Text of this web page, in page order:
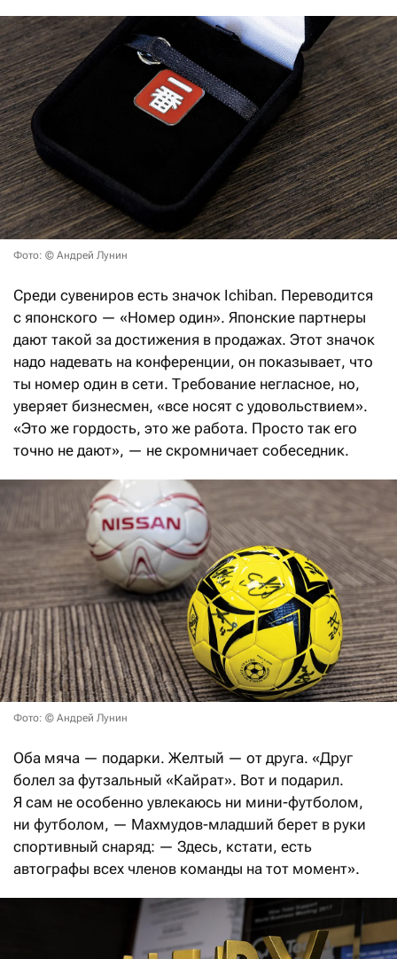
Фото: © Андрей Лунин
Среди сувениров есть значок Ichiban. Переводится
с японского — «Номер один». Японские партнеры
дают такой за достижения в продажах. Этот значок
надо надевать на конференции, он показывает, что
ты номер один в сети. Требование негласное, но,
уверяет бизнесмен, «все носят с удовольствием».
«Это же гордость, это же работа. Просто так его
точно не дают», — не скромничает собеседник.
Фото: © Андрей Лунин
Оба мяча — подарки. Желтый — от друга. «Друг
болел за футзальный «Кайрат». Вот и подарил.
Я сам не особенно увлекаюсь ни мини-футболом,
ни футболом, — Махмудов-младший берет в руки
спортивный снаряд: — Здесь, кстати, есть
автографы всех членов команды на тот момент».